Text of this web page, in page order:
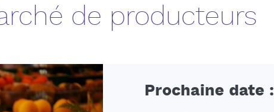
de producteurs
Prochaine date :